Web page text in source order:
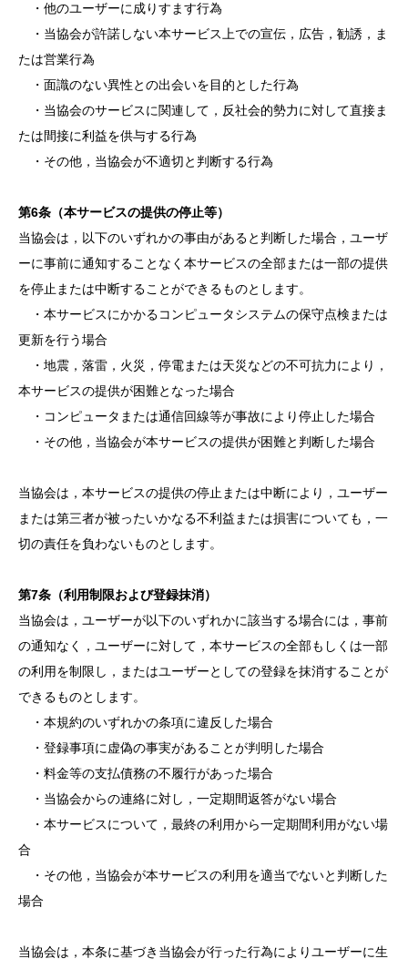
・他のユーザーに成りすます行為
・当協会が許諾しない本サービス上での宣伝，広告，勧誘，ま
たは営業行為
・面識のない異性との出会いを目的とした行為
・当協会のサービスに関連して，反社会的勢力に対して直接ま
たは間接に利益を供与する行為
・その他，当協会が不適切と判断する行為
第6条（本サービスの提供の停止等）
当協会は，以下のいずれかの事由があると判断した場合，ユーザ
ーに事前に通知することなく本サービスの全部または一部の提供
を停止または中断することができるものとします。
・本サービスにかかるコンピュータシステムの保守点検または
更新を行う場合
・地震，落雷，火災，停電または天災などの不可抗力により，
本サービスの提供が困難となった場合
・コンピュータまたは通信回線等が事故により停止した場合
・その他，当協会が本サービスの提供が困難と判断した場合
当協会は，本サービスの提供の停止または中断により，ユーザー
または第三者が被ったいかなる不利益または損害についても，一
切の責任を負わないものとします。
第7条（利用制限および登録抹消）
当協会は，ユーザーが以下のいずれかに該当する場合には，事前
の通知なく，ユーザーに対して，本サービスの全部もしくは一部
の利用を制限し，またはユーザーとしての登録を抹消することが
できるものとします。
・本規約のいずれかの条項に違反した場合
・登録事項に虚偽の事実があることが判明した場合
・料金等の支払債務の不履行があった場合
・当協会からの連絡に対し，一定期間返答がない場合
・本サービスについて，最終の利用から一定期間利用がない場
合
・その他，当協会が本サービスの利用を適当でないと判断した
場合
当協会は，本条に基づき当協会が行った行為によりユーザーに生